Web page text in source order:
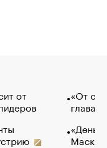
от
«От
глава
Маск в